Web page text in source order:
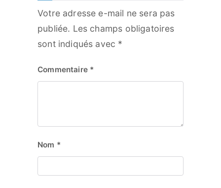
Votre adresse e-mail ne sera pas
publiée. Les champs obligatoires
sont indiqués avec *
Commentaire *
Nom *